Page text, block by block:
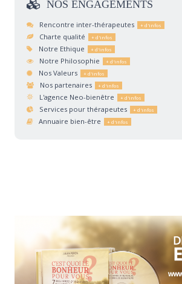
NOS ENGAGEMENTS
Rencontre inter-thérapeutes
Charte qualité
Notre Ethique
Notre Philosophie
Nos Valeurs
Nos partenaires
L'agence Neo-bienêtre
Services pour thérapeutes
Annuaire bien-être